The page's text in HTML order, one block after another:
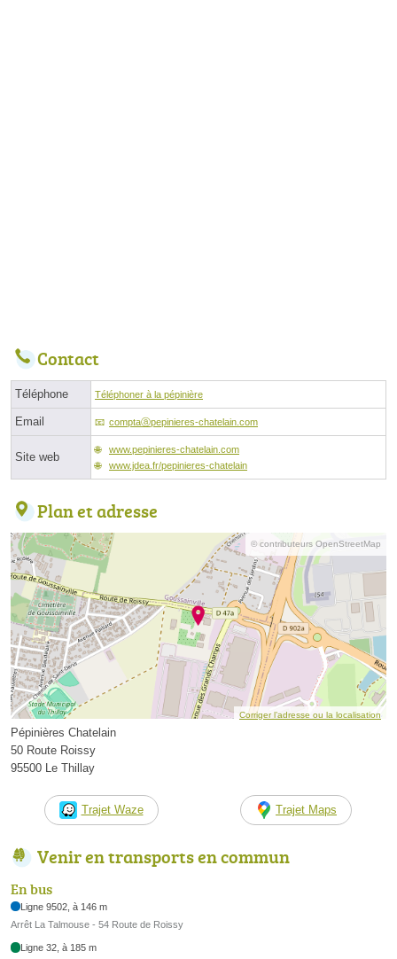
Contact
Téléphone Téléphoner à la pépinière
Email comptaⓐpepinieres-chatelain.com
Site web
www.pepinieres-chatelain.com
www.jdea.fr/pepinieres-chatelain
Plan et adresse
© contributeurs OpenStreetMap
Corriger l’adresse ou la localisation
Pépinières Chatelain
50 Route Roissy
95500 Le Thillay
Trajet Waze Trajet Maps
Venir en transports en commun
En bus
Ligne 9502, à 146 m
Arrêt La Talmouse - 54 Route de Roissy
Ligne 32, à 185 m